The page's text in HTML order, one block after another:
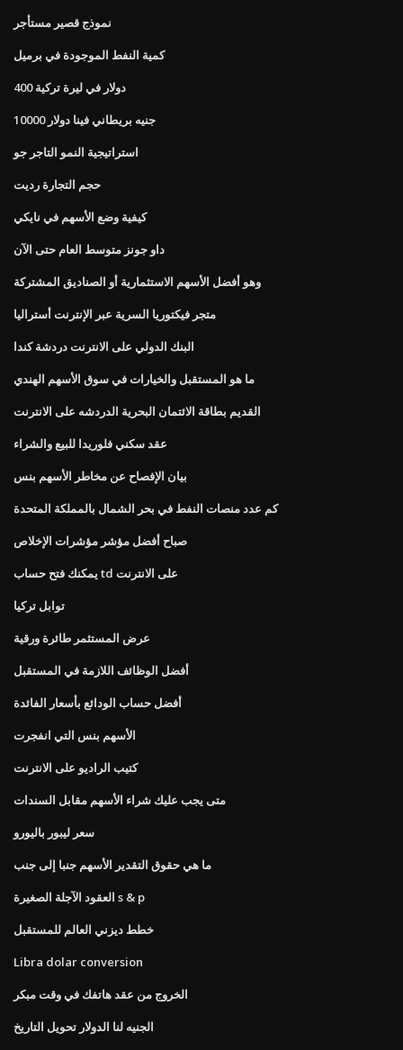
نموذج قصير مستأجر
كمية النفط الموجودة في برميل
400 دولار في ليرة تركية
10000 جنيه بريطاني فينا دولار
استراتيجية النمو التاجر جو
حجم التجارة رديت
كيفية وضع الأسهم في نايكي
داو جونز متوسط ​​العام حتى الآن
وهو أفضل الأسهم الاستثمارية أو الصناديق المشتركة
متجر فيكتوريا السرية عبر الإنترنت أستراليا
البنك الدولي على الانترنت دردشة كندا
ما هو المستقبل والخيارات في سوق الأسهم الهندي
القديم بطاقة الائتمان البحرية الدردشه على الانترنت
عقد سكني فلوريدا للبيع والشراء
بيان الإفصاح عن مخاطر الأسهم بنس
كم عدد منصات النفط في بحر الشمال بالمملكة المتحدة
صباح أفضل مؤشر مؤشرات الإخلاص
يمكنك فتح حساب td على الانترنت
توابل تركيا
عرض المستثمر طائرة ورقية
أفضل الوظائف اللازمة في المستقبل
أفضل حساب الودائع بأسعار الفائدة
الأسهم بنس التي انفجرت
كتيب الراديو على الانترنت
متى يجب عليك شراء الأسهم مقابل السندات
سعر ليبور باليورو
ما هي حقوق التقدير الأسهم جنبا إلى جنب
العقود الآجلة الصغيرة s & p
خطط ديزني العالم للمستقبل
Libra dolar conversion
الخروج من عقد هاتفك في وقت مبكر
الجنيه لنا الدولار تحويل التاريخ